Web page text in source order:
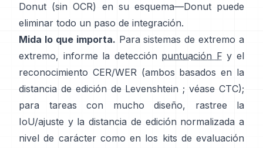
Donut (sin OCR) en su esquema—Donut puede
eliminar todo un paso de integración.
Mida lo que importa. Para sistemas de extremo a
extremo, informe la detección puntuación F y el
reconocimiento CER/WER (ambos basados en la
distancia de edición de Levenshtein ; véase CTC);
para tareas con mucho diseño, rastree la
IoU/ajuste y la distancia de edición normalizada a
nivel de carácter como en los kits de evaluación